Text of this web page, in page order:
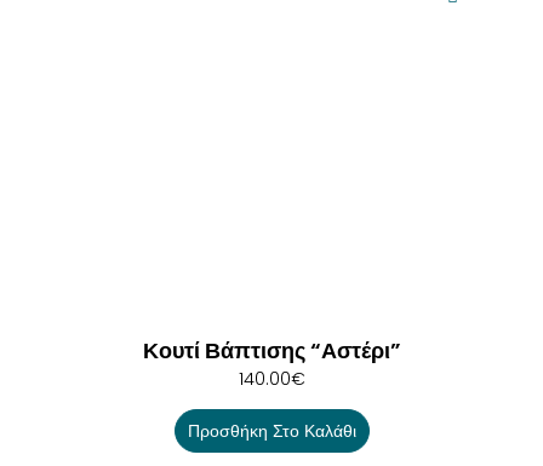
Κουτί Βάπτισης “Αστέρι”
140.00€
Προσθήκη Στο Καλάθι